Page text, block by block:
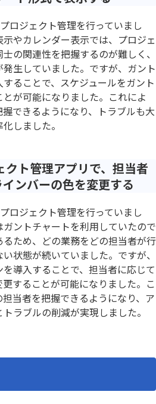
ロジェクト管理を行っていまし
やカレンダー表示では、プロジェ
の関連性を把握するのが難しく、
生していました。ですが、ガント
ることで、スケジュールをガント
が可能になりました。これによ
できるようになり、トラブルも大
しました。
ト管理アプリで、担当者
ンバーの色を変更する
ロジェクト管理を行っていまし
ントチャートを利用していたので
ため、どの業務をどの担当者が行
状態が続いていました。ですが、
導入することで、担当者に応じて
することが可能になりました。こ
当者を把握できるようになり、ア
ラブルの削減が実現しました。